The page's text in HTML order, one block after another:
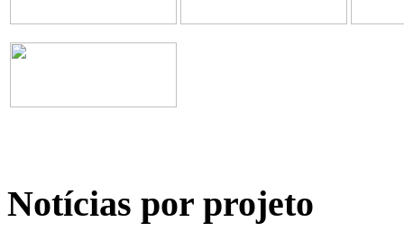
Notícias por projeto